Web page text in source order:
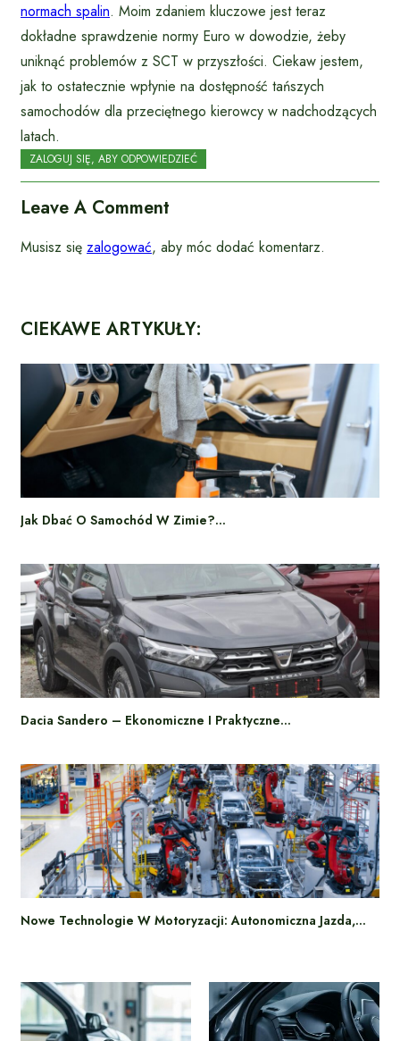
normach spalin. Moim zdaniem kluczowe jest teraz
dokładne sprawdzenie normy Euro w dowodzie, żeby
uniknąć problemów z SCT w przyszłości. Ciekaw jestem,
jak to ostatecznie wpłynie na dostępność tańszych
samochodów dla przeciętnego kierowcy w nadchodzących
latach.
ZALOGUJ SIĘ, ABY ODPOWIEDZIEĆ
Leave A Comment
Musisz się zalogować, aby móc dodać komentarz.
CIEKAWE ARTYKUŁY:
Jak Dbać O Samochód W Zimie?…
Dacia Sandero – Ekonomiczne I Praktyczne…
Nowe Technologie W Motoryzacji: Autonomiczna Jazda,…